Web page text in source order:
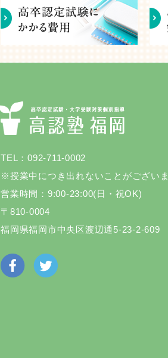
TEL：092-711-0002
※授業中につき出れないことがございま
営業時間：9:00-23:00(日・祝OK)
〒810-0004
福岡県福岡市中央区渡辺通5-23-2-609